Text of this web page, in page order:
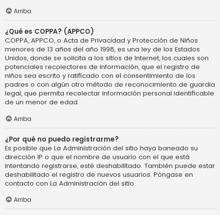
Arriba
¿Qué es COPPA? (APPCO)
COPPA, APPCO, o Acta de Privacidad y Protección de Niños
menores de 13 años del año 1998, es una ley de los Estados
Unidos, donde se solicita a los sitios de Internet, los cuales son
potenciales recolectores de información, que el registro de
niños sea escrito y ratificado con el consentimiento de los
padres o con algún otro método de reconocimiento de guardia
legal, que permita recolectar información personal identificable
de un menor de edad.
Arriba
¿Por qué no puedo registrarme?
Es posible que La Administración del sitio haya baneado su
dirección IP o que el nombre de usuario con el que está
intentando registrarse, esté deshabilitado. También puede estar
deshabilitado el registro de nuevos usuarios. Póngase en
contacto con La Administración del sitio.
Arriba